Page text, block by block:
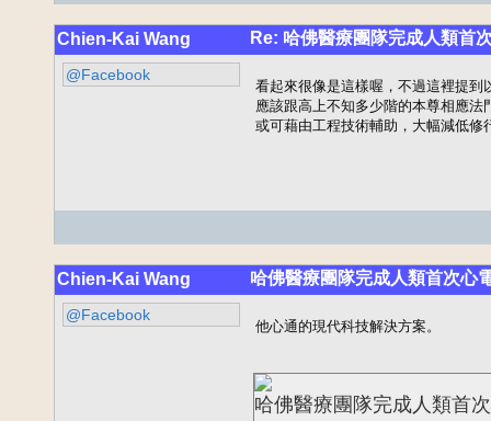
Chien-Kai Wang Re: 哈佛醫療團隊完成人類首
@Facebook
看起來很像是這樣喔，不過這裡提
應該跟高上不知多少階的本尊相應
或可藉由工程技術輔助，大幅減低修
Chien-Kai Wang 哈佛醫療團隊完成人類首次心
@Facebook
他心通的現代科技解決方案。
哈佛醫療團隊完成人類首